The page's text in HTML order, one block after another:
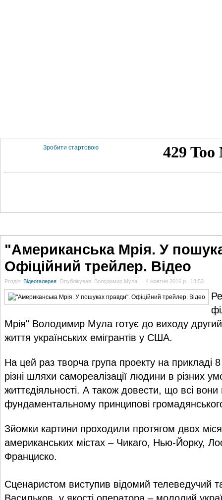
Зробити стартовою
"Американська Мрія. У
Офіційний трейлер. Відео
Розділ: Відеогалерея Опублікував: Володимир Мула 4 жовтня 2016 р., 18:53
Мрія" Володимир Мула готує до виходу другий
життя українських емігрантів у США.
На цей раз творча група проекту на прикладі
різні шляхи самореалізації людини в різних
життєдіяльності. А також довести, що всі
фундаментальному принципові
Зйомки картини проходили протягом двох
американських містах – Чикаго, Нью-Йорку,
Франциско.
Сценаристом виступив відомий телеведучий